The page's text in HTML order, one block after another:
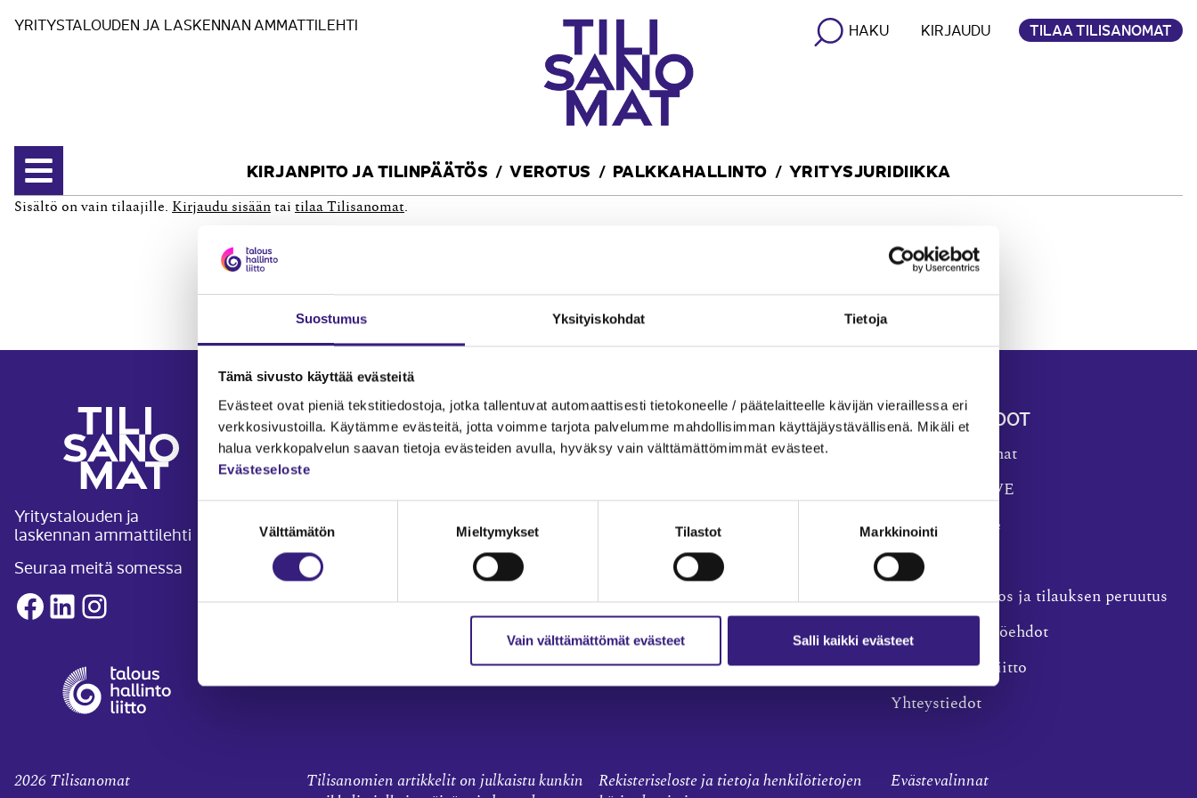
Suostumus Yksityiskohdat Tietoja
Tämä sivusto käyttää evästeitä
Evästeet ovat pieniä tekstitiedostoja, jotka tallentuvat automaattisesti tietokoneelle / päätelaitteelle kävijän vieraillessa eri
verkkosivustoilla. Käytämme evästeitä, jotta voimme tarjota palvelumme mahdollisimman käyttäjäystävällisenä. Mikäli et
halua verkkopalvelun saavan tietoja evästeiden avulla, hyväksy vain välttämättömimmät evästeet.
Evästeseloste
Välttämätön Mieltymykset Tilastot Markkinointi
Vain välttämättömät evästeet Salli kaikki evästeet
YRITYSTALOUDEN JA LASKENNAN AMMATTILEHTI HAKU KIRJAUDU TILAA TILISANOMAT
Avaa valikko
KIRJANPITO JA TILINPÄÄTÖS VEROTUS PALKKAHALLINTO YRITYSJURIDIIKKA
Sisältö on vain tilaajille. Kirjaudu sisään tai tilaa Tilisanomat
Yritystalouden ja
laskennan ammattilehti
Seuraa meitä somessa
Facebook
LinkedInInstagram
ARTIKKELIT AIHEPIIREITTÄIN
Kirjanpito ja tilinpäätös
Verotus
Yritysjuridiikka
Palkkahallinto
Liiketoiminta
Julkishallinto
YLEISET TIEDOT
Tilaa Tilisanomat
TilisanomatLIVE
Tilaa uutiskirje
Mediakortti
Osoitteenmuutos ja tilauksen peruutus
Tilaus- ja käyttöehdot
Taloushallintoliitto
Yhteystiedot
2026 Tilisanomat
Tilisanomien artikkelit on julkaistu kunkin
Rekisteriseloste ja tietoja henkilötietojen
Evästevalinnat